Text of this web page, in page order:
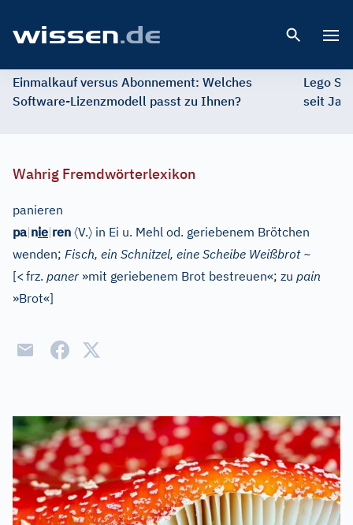
Einmalkauf versus Abonnement: Welches
Software-Lizenzmodell passt zu Ihnen?
Lego
seit
Wahrig Fremdwörterlexikon
panieren
pa|nie|ren 〈V.〉 in Ei u. Mehl od. geriebenem Brötchen
wenden; Fisch, ein Schnitzel, eine Scheibe Weißbrot ~
[<frz. paner »mit geriebenem Brot bestreuen«; zu pain
»Brot«]